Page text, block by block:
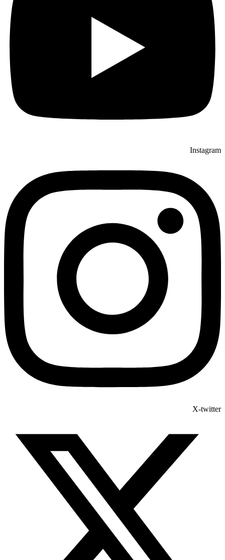
Instagram
X-twitter